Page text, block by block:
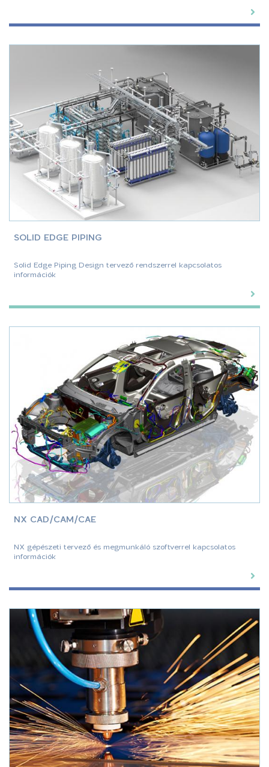
SOLID EDGE PIPING
Solid Edge Piping Design tervező rendszerrel kapcsolatos
információk
NX CAD/CAM/CAE
NX gépészeti tervező és megmunkáló szoftverrel kapcsolatos
információk